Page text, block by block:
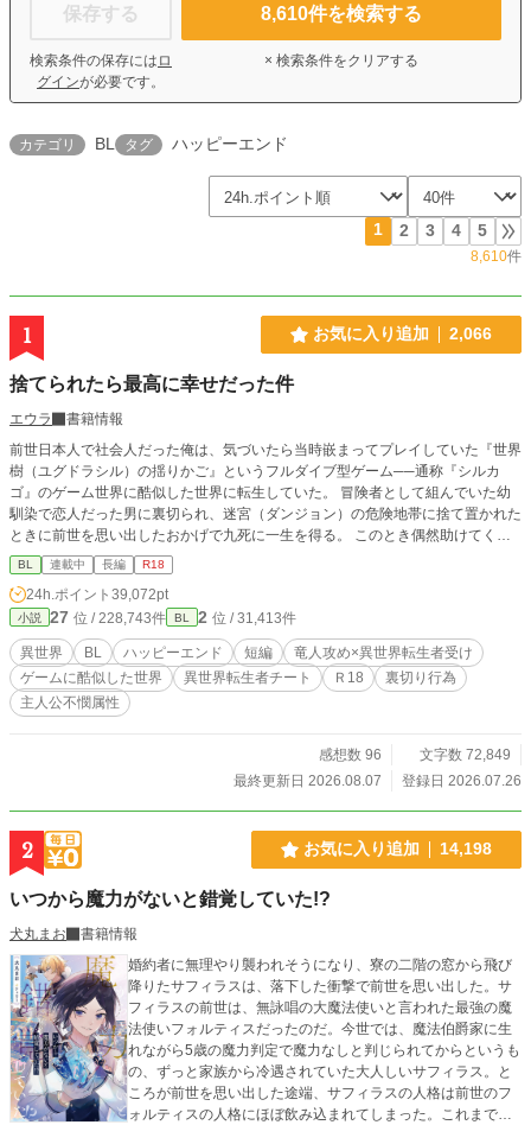
保存する
検索条件の保存には ロ
グインが必要です。
8,610件を検索する
× 検索条件をクリアする
カテゴリ BL タグ ハッピーエンド
1 2 3 4 5
8,610件
1 お気に入り追加 2,066
捨てられたら最高に幸せだった件
エウラ
書籍情報
前世日本人で社会人だった俺は、気づいたら当時嵌まってプレイしていた『世界
樹（ユグドラシル）の揺りかご』というフルダイブ型ゲーム──通称『シルカ
ゴ』のゲーム世界に酷似した世界に転生していた。 冒険者として組んでいた幼
馴染で恋人だった男に裏切られ、迷宮（ダンジョン）の危険地帯に捨て置かれた
ときに前世を思い出したおかげで九死に一生を得る。 このとき偶然助けてくれ
た竜人の冒険者に一緒にパーティーを組むことを提案され、俺は二つ返事で了承
する。 どうせならと、彼の故郷に移住しようと思い旅をしながら向かうことに
なり…。 ※男女ともいて、いろんな種族が住む世界。異種族でも同性でも婚姻O
Kで種族特性や魔法や魔法薬を使っての妊娠可。作中に出産の描写はありませ
ん。 ハッピーエンド。一応Ｒ18です。 Ｒ18回には「＊」印あり。ちょっと描写
がある場合は「微＊」と表記する予定です。 書けたら投稿します。不定期更
新。短いつもりで書いてます。 ※すみません。６万字越えても終わらなさそう
なので『長編』に切り替えます。
BL 連載中 長編 R18
24h.ポイント 39,072pt
小説 27 位 / 228,743件 BL 2 位 / 31,413件
異世界 BL ハッピーエンド 短編
竜人攻め×異世界転生者受け
ゲームに酷似した世界
異世界転生者チート Ｒ18
裏切り行為
主人公不憫属性
感想数 96
文字数 72,849
最終更新日 2026.08.07
登録日 2026.07.26
2 お気に入り追加 14,198
いつから魔力がないと錯覚していた!?
犬丸まお
書籍情報
婚約者に無理やり襲われそうになり、寮の二階の窓から飛び
降りたサフィラスは、落下した衝撃で前世を思い出した。サ
フィラスの前世は、無詠唱の大魔法使いと言われた最強の魔
法使いフォルティスだったのだ。今世では、魔法伯爵家に生
れながら5歳の魔力判定で魔力なしと判じられてからというも
の、ずっと家族から冷遇されていた大人しいサフィラス。と
ころが前世を思い出した途端、サフィラスの人格は前世のフ
ォルティスの人格にほぼ飲み込まれてしまった。これまでの